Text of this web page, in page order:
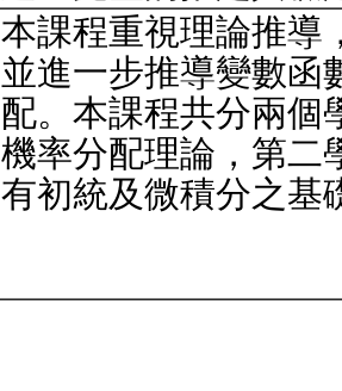
本課程重視理論推導
並進一步推導變數函
配。本課程共分兩個
機率分配理論，第二
有初統及微積分之基